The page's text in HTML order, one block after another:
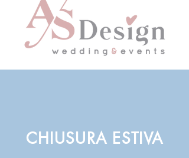
CHIUSURA ESTIVA